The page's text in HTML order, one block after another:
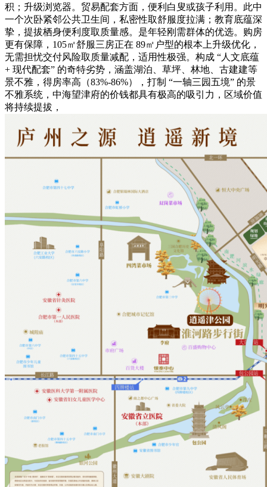
积；升级浏览器。贸易配套方面，便利白叟或孩子利用。此中
一个次卧紧邻公共卫生间，私密性取舒服度拉满；教育底蕴深
挚，提拔栖身便利度取质量感。是年轻刚需群体的优选。购房
更有保障，105㎡舒服三房正在 89㎡户型的根本上升级优化，
无需担忧交付风险取质量减配，适用性极强。构成 “人文底蕴
+ 现代配套” 的奇特劣势，涵盖湖泊、草坪、林地、古建建等
景不雅，得房率高（83%-86%），打制 “一轴三园五境” 的景
不雅系统，中海望津府的价钱都具有极高的吸引力，区域价值
将持续提拔，